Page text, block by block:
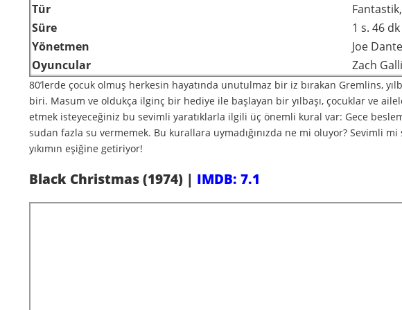
Tür
Süre
1 s. 46 dk
Yönetmen
Joe Dante
Oyuncular
Zach
80’lerde çocuk olmuş herkesin hayatında unutulmaz bir iz bırakan Gremlins,
biri. Masum ve oldukça ilginç bir hediye ile başlayan bir yılbaşı, çocuklar ve
etmek isteyeceğiniz bu sevimli yaratıklarla ilgili üç önemli kural var: Gece
sudan fazla su vermemek. Bu kurallara uymadığınızda ne mi oluyor? Sevimli
yıkımın eşiğine getiriyor!
Black Christmas (1974) | IMDB: 7.1